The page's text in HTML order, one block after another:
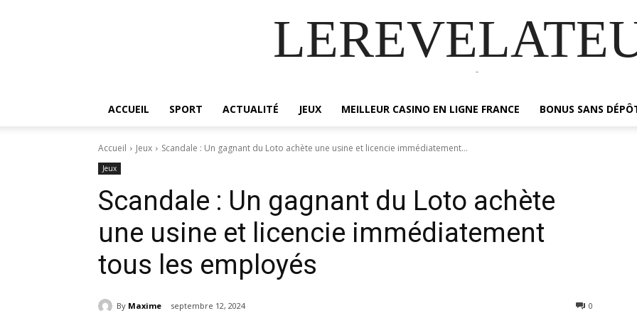
-
ACCUEIL SPORT ACTUALITÉ JEUX MEILLEUR CASINO EN LIGNE FRANCE BONUS SANS
Accueil Jeux Scandale : Un gagnant du Loto achète une usine et licencie immédiatement...
Jeux
Scandale : Un gagnant du Loto achète
une usine et licencie immédiatement
tous les employés
By Maxime septembre 12, 2024 0